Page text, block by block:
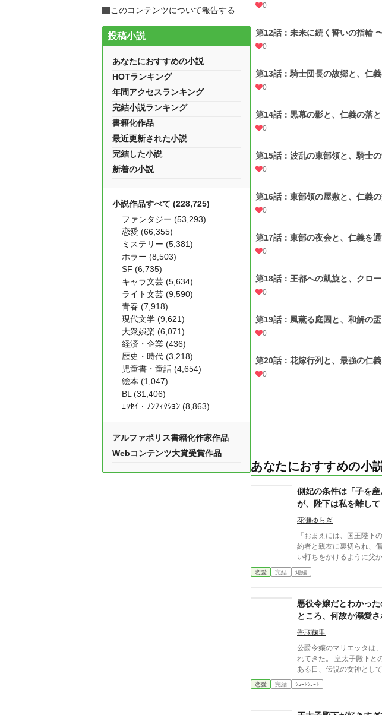
0
第12話：未来に続く誓いの指輪
0
第13話：騎士団長の故郷と、仁義
0
第14話：黒幕の影と、仁義の落
0
第15話：波乱の東部領と、騎士
0
第16話：東部領の屋敷と、仁義
0
第17話：東部の夜会と、仁義を
0
第18話：王都への凱旋と、クロ
0
第19話：風薫る庭園と、和解の盃
0
第20話：花嫁行列と、最強の仁
0
あなたにおすすめの小
側妃の条件は「子を
が、陛下は私を離して
花瀬ゆらぎ
「おまえには、国王陛下の
約者と親友に裏切られ、傷
い打ちをかけるように父
王フェイランの側妃になること
宮で待っていたのは、「
女からは蔑まれ、王妃か
突き放される。 けれど、イリアは知ってしまう。 彼
が兄の死と誤解に苦しみ
とを──。 「私は、陛下の幸せを願っております。だ
から……離縁してください」 フェイランを想い
を引こうとしたイリア。 しかし、無関心だったはず
の陛下が、イリアを強く抱
する気か？ 許さない。
げられると思うな」 凍てついた王の心を溶かしたの
恋愛 完結 短編
悪役令嬢だとわかっ
ところ、何故か溺愛さ
香取鞠里
公爵令嬢のマリエッタは
れてきた。 皇太子殿下との仲はまずまずだったが、
ある日、伝説の女神とし
座を奪われてしまう。 さらには、サクラの陰謀によ
り、マリエッタは反逆罪
に、気づけばサクラが現
恋愛 完結 ｼｮｰﾄｼｮｰﾄ
このコンテンツについて報告する
投稿小説
あなたにおすすめの小説
HOTランキング
年間アクセスランキング
完結小説ランキング
書籍化作品
最近更新された小説
完結した小説
新着の小説
小説作品すべて (228,725)
ファンタジー (53,293)
恋愛 (66,355)
ミステリー (5,381)
ホラー (8,503)
SF (6,735)
キャラ文芸 (5,634)
ライト文芸 (9,590)
青春 (7,918)
現代文学 (9,621)
大衆娯楽 (6,071)
経済・企業 (436)
歴史・時代 (3,218)
児童書・童話 (4,654)
絵本 (1,047)
BL (31,406)
ｴｯｾｲ・ﾉﾝﾌｨｸｼｮﾝ (8,863)
アルファポリス書籍化作家作品
Webコンテンツ大賞受賞作品